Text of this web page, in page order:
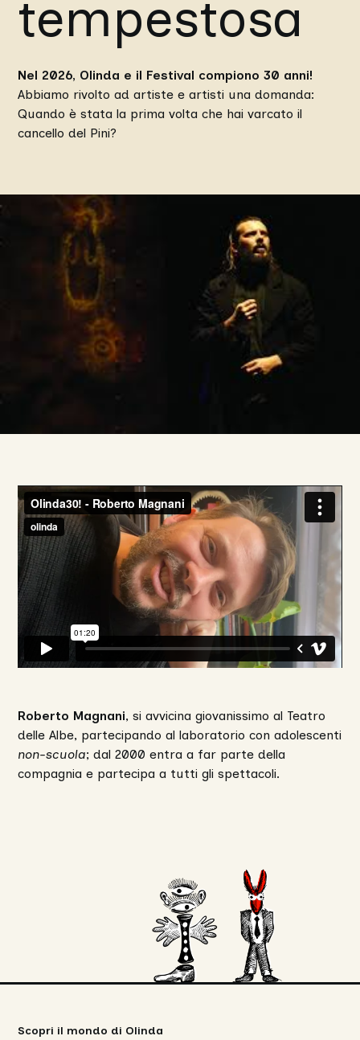
tempestosa
Nel 2026, Olinda e il Festival compiono 30 anni!
Abbiamo rivolto ad artiste e artisti una domanda:
Quando è stata la prima volta che hai varcato il
cancello del Pini?
Roberto Magnani, si avvicina giovanissimo al Teatro
delle Albe, partecipando al laboratorio con adolescenti
non-scuola; dal 2000 entra a far parte della
compagnia e partecipa a tutti gli spettacoli.
Scopri il mondo di Olinda